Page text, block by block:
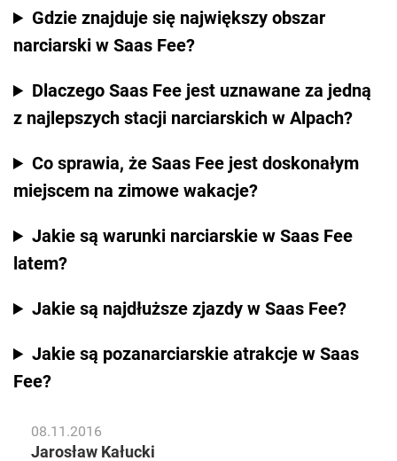
Gdzie znajduje się największy obszar
narciarski w Saas Fee?
Dlaczego Saas Fee jest uznawane za jedną
z najlepszych stacji narciarskich w Alpach?
Co sprawia, że Saas Fee jest doskonałym
miejscem na zimowe wakacje?
Jakie są warunki narciarskie w Saas Fee
latem?
Jakie są najdłuższe zjazdy w Saas Fee?
Jakie są pozanarciarskie atrakcje w Saas
Fee?
08.11.2016
Jarosław Kałucki